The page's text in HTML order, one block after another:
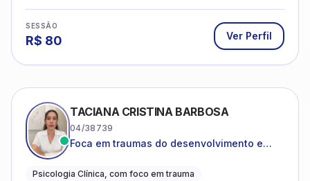
SESSÃO
R$ 80 Ver Perfil
TACIANA CRISTINA BARBOSA
04/38739
Foca em traumas do desenvolvimento e
Psicologia Clínica, com foco em trauma